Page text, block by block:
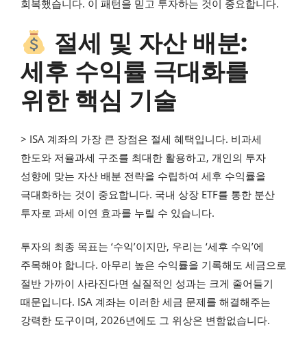
회복했습니다. 이 패턴을 믿고 투자하는 것이 중요합니다.
절세 및 자산 배분:
세후 수익률 극대화를
위한 핵심 기술
> ISA 계좌의 가장 큰 장점은 절세 혜택입니다. 비과세
한도와 저율과세 구조를 최대한 활용하고, 개인의 투자
성향에 맞는 자산 배분 전략을 수립하여 세후 수익률을
극대화하는 것이 중요합니다. 국내 상장 ETF를 통한 분산
투자로 과세 이연 효과를 누릴 수 있습니다.
투자의 최종 목표는 ‘수익’이지만, 우리는 ‘세후 수익’에
주목해야 합니다. 아무리 높은 수익률을 기록해도 세금으로
절반 가까이 사라진다면 실질적인 성과는 크게 줄어들기
때문입니다. ISA 계좌는 이러한 세금 문제를 해결해주는
강력한 도구이며, 2026년에도 그 위상은 변함없습니다.